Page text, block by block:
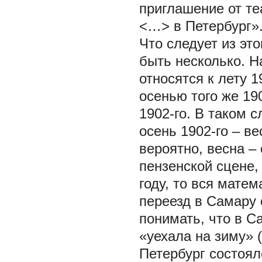
приглашение от
<…> в
Что следует из
быть несколько.
относятся к лету
осенью того же
1902-го. В таком
осень 1902-го –
вероятно, весна
пензенской
году, то вся
переезд в Самару
понимать, что в
«уехала на зиму»
Петербург